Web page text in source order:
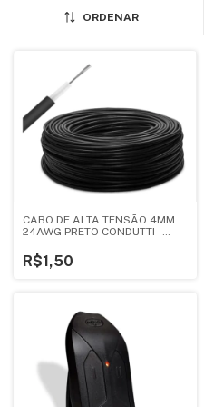
ORDENAR
CABO DE ALTA TENSÃO 4MM
24AWG PRETO CONDUTTI -
R$1,50